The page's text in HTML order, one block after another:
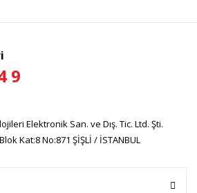
9
Elektronik San. ve Dış. Tic. Ltd. Şti.
Kat:8 No:871 ŞİŞLİ / İSTANBUL